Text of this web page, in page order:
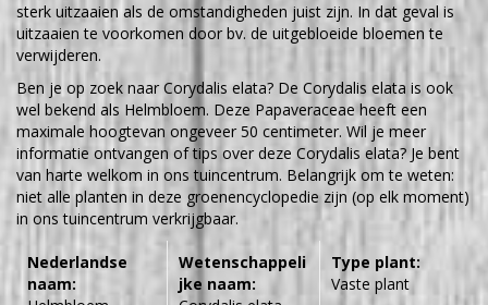
sterk uitzaaien als de omstandigheden juist zijn. In dat geval is
uitzaaien te voorkomen door bv. de uitgebloeide bloemen te
verwijderen.
Ben je op zoek naar Corydalis elata? De Corydalis elata is ook
wel bekend als Helmbloem. Deze Papaveraceae heeft een
maximale hoogtevan ongeveer 50 centimeter. Wil je meer
informatie ontvangen of tips over deze Corydalis elata? Je bent
van harte welkom in ons tuincentrum. Belangrijk om te weten:
niet alle planten in deze groenencyclopedie zijn (op elk moment)
in ons tuincentrum verkrijgbaar.
Nederlandse
naam:
Wetenschappeli
jke naam:
Type plant:
Vaste plant